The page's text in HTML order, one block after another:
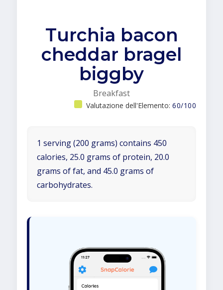
Turchia bacon
cheddar bragel
biggby
Breakfast
Valutazione dell'Elemento: 60/100
1 serving (200 grams) contains 450
calories, 25.0 grams of protein, 20.0
grams of fat, and 45.0 grams of
carbohydrates.